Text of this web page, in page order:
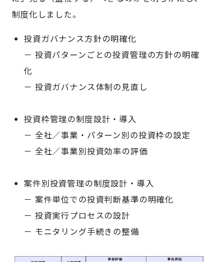
制度化しました。
投資ガバナンス方針の明確化
－ 投資パターンごとの投資管理の方針の明確
化
－ 投資ガバナンス体制の見直し
投資枠管理の制度設計・導入
－ 全社／事業・パターン別の投資枠の設定
－ 全社／事業別投資効率の評価
案件別投資管理の制度設計・導入
－ 案件単位での投資判断基準の明確化
－ 投資実行プロセスの設計
－ モニタリング手続きの整備